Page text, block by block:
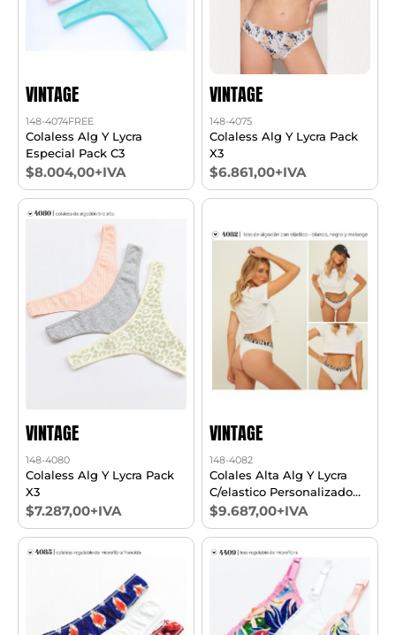
VINTAGE
148-4074FREE
Colaless Alg Y Lycra
Especial Pack C3
$8.004,00+IVA
VINTAGE
148-4075
Colaless Alg Y Lycra Pack
X3
$6.861,00+IVA
VINTAGE
148-4080
Colaless Alg Y Lycra Pack
X3
$7.287,00+IVA
VINTAGE
148-4082
Colales Alta Alg Y Lycra
C/elastico Personalizado
Pack X3
$9.687,00+IVA